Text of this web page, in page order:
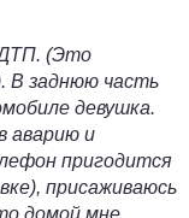
. (Это
В заднюю часть
девушка.
аварию и
пригодится
присаживаюсь
домой мне